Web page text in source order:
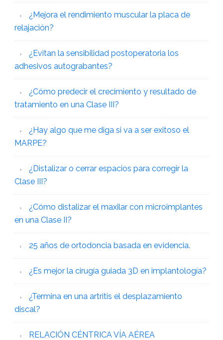
¿Mejora el rendimiento muscular la placa de
relajación?
¿Evitan la sensibilidad postoperatoria los
adhesivos autograbantes?
¿Cómo predecir el crecimiento y resultado de
tratamiento en una Clase III?
¿Hay algo que me diga si va a ser exitoso el
MARPE?
¿Distalizar o cerrar espacios para corregir la
Clase III?
¿Cómo distalizar el maxilar con microimplantes
en una Clase II?
25 años de ortodoncia basada en evidencia.
¿Es mejor la cirugía guiada 3D en implantología?
¿Termina en una artritis el desplazamiento
discal?
RELACIÓN CÉNTRICA VÍA AÉREA